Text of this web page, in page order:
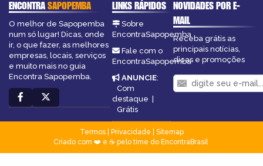
ENCONTRASAPOPEMBA
O melhor de Sapopemba
num só lugar! Dicas, onde
ir, o que fazer, as melhores
empresas, locais, serviços
e muito mais no guia
Encontra Sapopemba.
LINKS RÁPIDOS
Sobre
EncontraSapopemba
Fale com o
EncontraSapopemba
ANUNCIE:
Com
destaque |
Grátis
NOVIDADES POR E-
MAIL
Receba grátis as
principais notícias,
dicas e promoções
Termos| Privacidade
Sitemap
Criado com ❤️ e ☕ pelo time do EncontraBrasil